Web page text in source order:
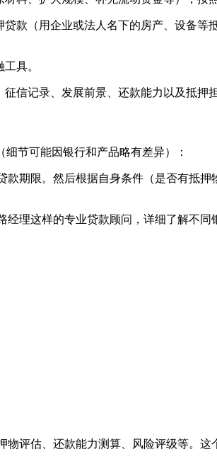
款（用企业或法人名下的房产、设备
具。
信记录、发展前景、还款能力以及抵押
节可能因银行和产品略有差异）：
期限。然后根据自身条件（是否有抵
理这样的专业贷款顾问，详细了解不
评估、还款能力测算、风险评级等。这